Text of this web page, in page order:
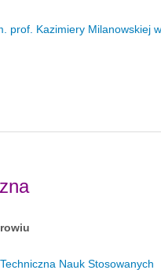
prof. Kazimiery Milanowskiej
Nauk Stosowanych